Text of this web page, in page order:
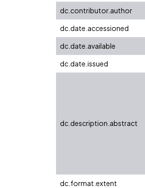
dc.contributor.author
dc.date.accessioned
dc.date.available
dc.date.issued
dc.description.abstract
dc.format.extent